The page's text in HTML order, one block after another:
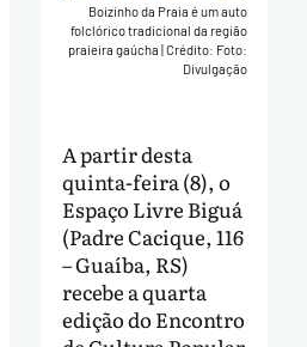
Boizinho da Praia é um auto
folclórico tradicional da região
praieira gaúcha Crédito: Foto:
Divulgação
A partir desta
quinta-feira (8), o
Espaço Livre Biguá
(Padre Cacique, 116
– Guaíba, RS)
recebe a quarta
edição do Encontro